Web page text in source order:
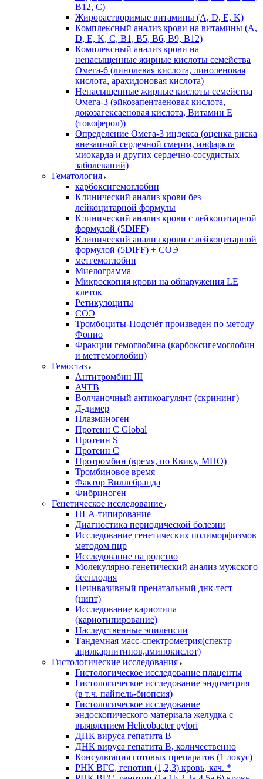
В12, С)
Жирорастворимые витамины (A, D, E, K)
Комплексный анализ крови на витамины (A,
D, E, K, C, B1, B5, B6, В9, B12)
Комплексный анализ крови на
ненасыщенные жирные кислоты семейства
Омега-6 (линолевая кислота, линоленовая
кислота, арахидоновая кислота)
Ненасыщенные жирные кислоты семейства
Омега-3 (эйкозапентаеновая кислота,
докозагексаеновая кислота, Витамин E
(токоферол))
Определение Омега-3 индекса (оценка риска
внезапной сердечной смерти, инфаркта
миокарда и других сердечно-сосудистых
заболеваний)
Гематология
карбоксигемоглобин
Клинический анализ крови без
лейкоцитарной формулы
Клинический анализ крови с лейкоцитарной
формулой (5DIFF)
Клинический анализ крови с лейкоцитарной
формулой (5DIFF) + СОЭ
метгемоглобин
Миелограмма
Микроскопия крови на обнаружения LE
клеток
Ретикулоциты
СОЭ
Тромбоциты-Подсчёт произведен по методу
Фонио
Фракции гемоглобина (карбоксигемоглобин
и метгемоглобин)
Гемостаз
Антитромбин III
АЧТВ
Волчаночный антикоагулянт (скрининг)
Д-димер
Плазминоген
Протеин C Global
Протеин S
Протеин С
Протромбин (время, по Квику, МНО)
Тромбиновое время
Фактор Виллебранда
Фибриноген
Генетическое исследование
HLA-типирование
Диагностика периодической болезни
Исследование генетических полиморфизмов
методом пцр
Исследование на родство
Молекулярно-генетический анализ мужского
бесплодия
Неинвазивный пренатальный днк-тест
(нипт)
Исследование кариотипа
(кариотипирование)
Наследственные эпилепсии
Тандемная масс-спектрометрия(спектр
ацилкарнитинов,аминокислот)
Гистологические исследования
Гистологическое исследование плаценты
Гистологическое исследование эндометрия
(в т.ч. пайпель-биопсия)
Гистологическое исследование
эндоскопического материала желудка с
выявлением Helicobacter pylori
ДНК вируса гепатита B
ДНК вируса гепатита B, количественно
Консультация готовых препаратов (1 локус)
РНК ВГC, генотип (1,2,3) кровь, кач. *